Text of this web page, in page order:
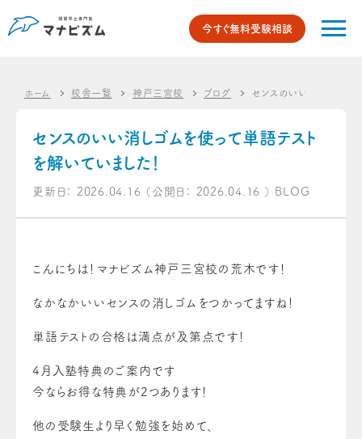
今すぐ無料受験相談
ホーム 校舎一覧 神戸三宮校 ブログ センスのいい消しゴムを
センスのいい消しゴムを使って単語テスト
を解いていました！
更新日： 2026.04.16 （公開日： 2026.04.16 ） BLOG
こんにちは！マナビズム神戸三宮校の荒木です！
なかなかいいセンスの消しゴムをつかってますね！
単語テストの合格は満点が及第点です！
4月入塾特典のご案内です
今ならお得な特典が2つあります！
他の受験生より早く勉強を始めて、